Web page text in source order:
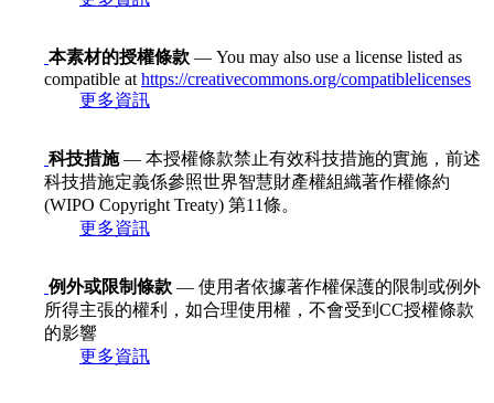
本素材的授權條款 — You may also use a license listed as
compatible at https://creativecommons.org/compatiblelicenses
更多資訊
科技措施— 本授權條款禁止有效科技措施的實施，前述
科技措施定義係參照世界智慧財產權組織著作權條約
(WIPO Copyright Treaty) 第11條。
更多資訊
例外或限制條款 — 使用者依據著作權保護的限制或例外
所得主張的權利，如合理使用權，不會受到CC授權條款
的影響
更多資訊